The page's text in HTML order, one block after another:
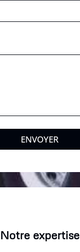
ENVOYER
Notre expertise